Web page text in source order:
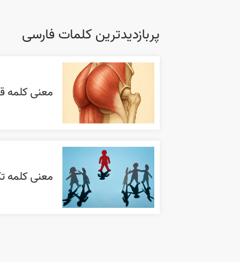
پربازدیدترین کلمات فارسی
معنی کلمه
معنی کلمه